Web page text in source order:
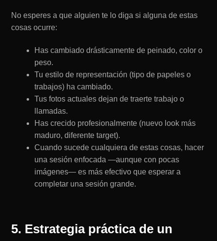
No esperes a que alguien te lo diga si alguna de estas
cosas ocurre:
Has cambiado drásticamente de peinado, color o
peso.
Tu estilo de representación (tipo de papeles o
trabajos) ha cambiado.
Tus fotos actuales dejan de traerte trabajo o
llamadas.
Has crecido profesionalmente (nuevo look más
maduro, diferente target).
Cuando sucede cualquiera de estas cosas, hacer
una sesión enfocada —aunque con pocas
imágenes— es más efectivo que esperar a
completar una sesión grande.
5. Estrategia práctica de un